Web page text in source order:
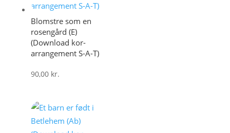
Blomstre som en
rosengård (E)
(Download kor-
arrangement S-A-T)
90,00 kr.